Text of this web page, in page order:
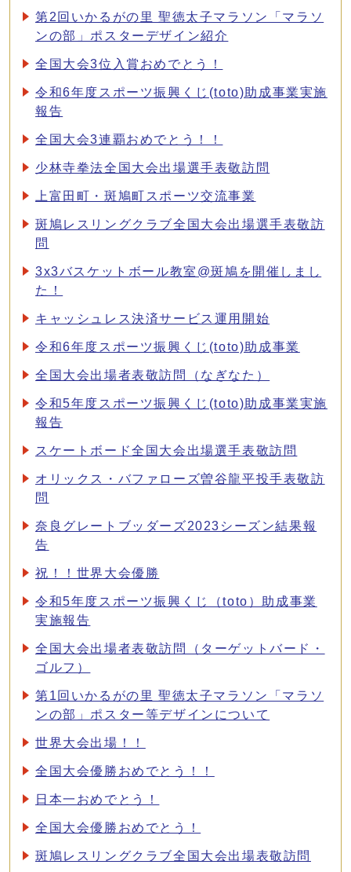
第2回いかるがの里 聖徳太子マラソン「マラソ
ンの部」ポスターデザイン紹介
全国大会3位入賞おめでとう！
令和6年度スポーツ振興くじ(toto)助成事業実施
報告
全国大会3連覇おめでとう！！
少林寺拳法全国大会出場選手表敬訪問
上富田町・斑鳩町スポーツ交流事業
斑鳩レスリングクラブ全国大会出場選手表敬訪
問
3x3バスケットボール教室@斑鳩を開催しまし
た！
キャッシュレス決済サービス運用開始
令和6年度スポーツ振興くじ(toto)助成事業
全国大会出場者表敬訪問（なぎなた）
令和5年度スポーツ振興くじ(toto)助成事業実施
報告
スケートボード全国大会出場選手表敬訪問
オリックス・バファローズ曽谷龍平投手表敬訪
問
奈良グレートブッダーズ2023シーズン結果報
告
祝！！世界大会優勝
令和5年度スポーツ振興くじ（toto）助成事業
実施報告
全国大会出場者表敬訪問（ターゲットバード・
ゴルフ）
第1回いかるがの里 聖徳太子マラソン「マラソ
ンの部」ポスター等デザインについて
世界大会出場！！
全国大会優勝おめでとう！！
日本一おめでとう！
全国大会優勝おめでとう！
斑鳩レスリングクラブ全国大会出場表敬訪問